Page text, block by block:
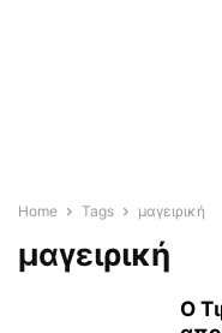
Home Tags μαγειρική
μαγειρική
Ο